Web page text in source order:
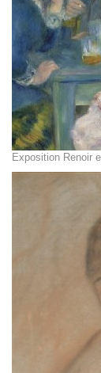
Exposition Renoir